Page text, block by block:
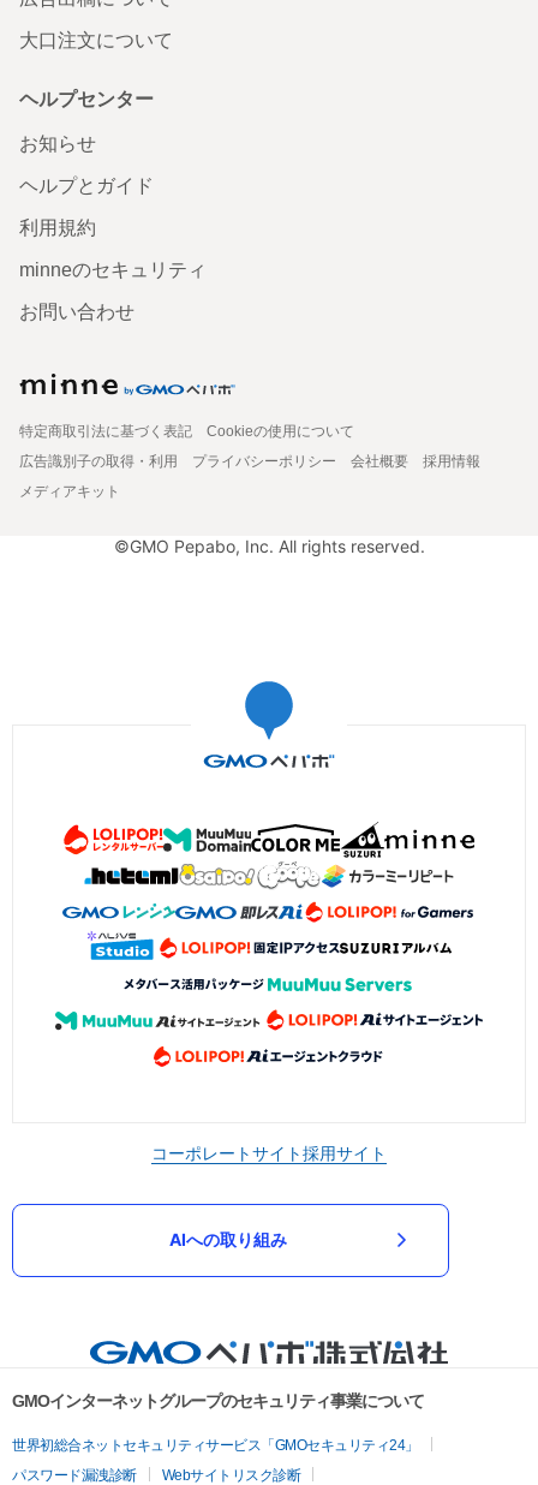
大口注文について
ヘルプセンター
お知らせ
ヘルプとガイド
利用規約
minneのセキュリティ
お問い合わせ
特定商取引法に基づく表記
Cookieの使用について
広告識別子の取得・利用
プライバシーポリシー 会社概要
採用情報
メディアキット
©GMO Pepabo, Inc. All rights reserved.
コーポレートサイト採用サイト
AIへの取り組み
GMOインターネットグループのセキュリティ事業について
世界初総合ネットセキュリティサービス「GMOセキュリティ24」
パスワード漏洩診断
Webサイトリスク診断